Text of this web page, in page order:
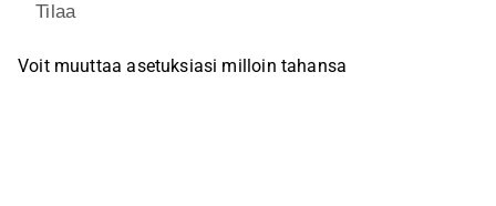
Tilaa
Voit muuttaa asetuksiasi milloin tahansa